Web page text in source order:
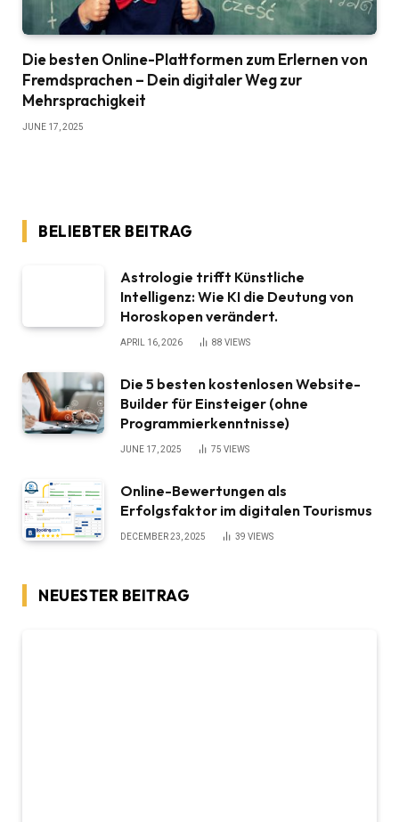
Die besten Online-Plattformen zum Erlernen von
Fremdsprachen – Dein digitaler Weg zur
Mehrsprachigkeit
JUNE 17, 2025
BELIEBTER BEITRAG
Astrologie trifft Künstliche
Intelligenz: Wie KI die Deutung von
Horoskopen verändert.
APRIL 16, 2026 88 VIEWS
Die 5 besten kostenlosen Website-
Builder für Einsteiger (ohne
Programmierkenntnisse)
JUNE 17, 2025 75 VIEWS
Online-Bewertungen als
Erfolgsfaktor im digitalen Tourismus
DECEMBER 23, 2025 39 VIEWS
NEUESTER BEITRAG